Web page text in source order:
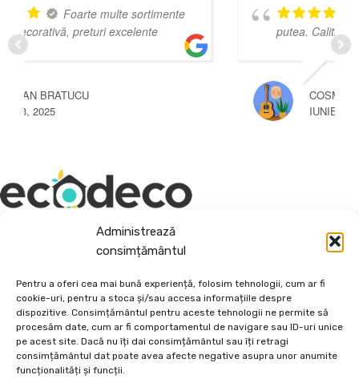
Administrează
consimțământul
Pentru a oferi cea mai bună experiență, folosim tehnologii, cum ar fi
cookie-uri, pentru a stoca și/sau accesa informațiile despre
dispozitive. Consimțământul pentru aceste tehnologii ne permite să
procesăm date, cum ar fi comportamentul de navigare sau ID-uri unice
pe acest site. Dacă nu îți dai consimțământul sau îți retragi
consimțământul dat poate avea afecte negative asupra unor anumite
funcționalități și funcții.
Aș da 10 stele dacă aș
putea. Calitate preț senzaționale
Depozit En-Gross și En-Detail
Piatră Decorativă și Plante Ornamentale
Preturi accesibile, calitate si diversitate.
DE 70, vis-a-vis de Termo Ișalnița, Craiova, Dolj, Romania
+40760973126